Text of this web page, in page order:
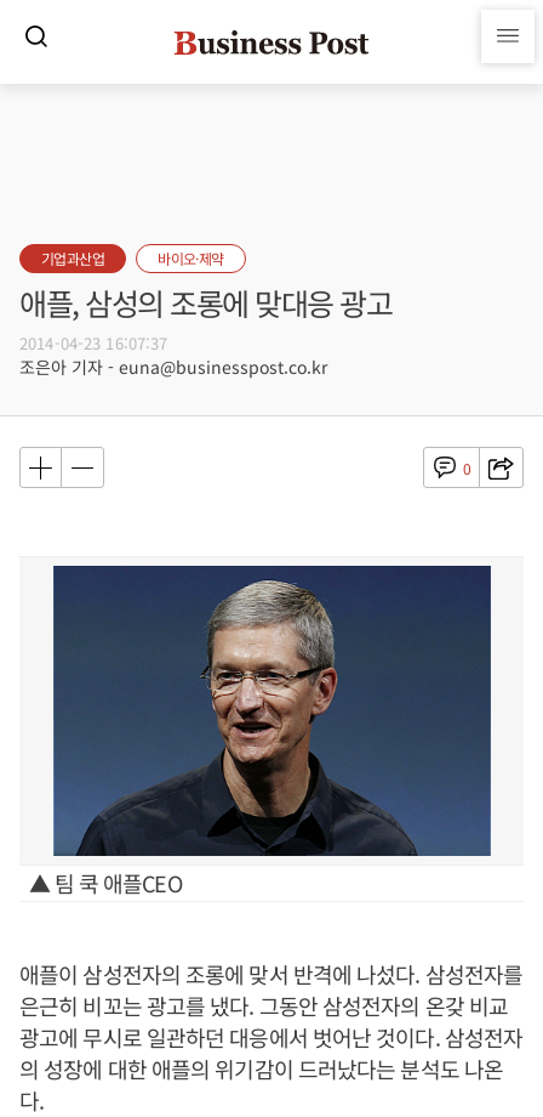
기업과산업 바이오·제약
애플, 삼성의 조롱에 맞대응 광고
2014-04-23 16:07:37
조은아 기자 - euna@businesspost.co.kr
0
▲ 팀 쿡 애플CEO
애플이 삼성전자의 조롱에 맞서 반격에 나섰다. 삼성전자를
은근히 비꼬는 광고를 냈다. 그동안 삼성전자의 온갖 비교
광고에 무시로 일관하던 대응에서 벗어난 것이다. 삼성전자
의 성장에 대한 애플의 위기감이 드러났다는 분석도 나온
다.